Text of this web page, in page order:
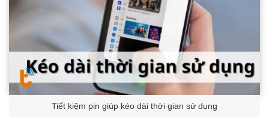
Tiết kiệm pin giúp kéo dài thời gian sử dụng